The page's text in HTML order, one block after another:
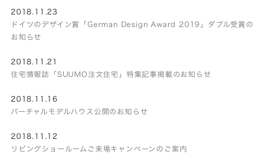
2018.11.23
ドイツのデザイン賞「German Design Award 2019」ダブル受賞の
お知らせ
2018.11.21
住宅情報誌「SUUMO注文住宅」特集記事掲載のお知らせ
2018.11.16
バーチャルモデルハウス公開のお知らせ
2018.11.12
リビングショールームご来場キャンペーンのご案内